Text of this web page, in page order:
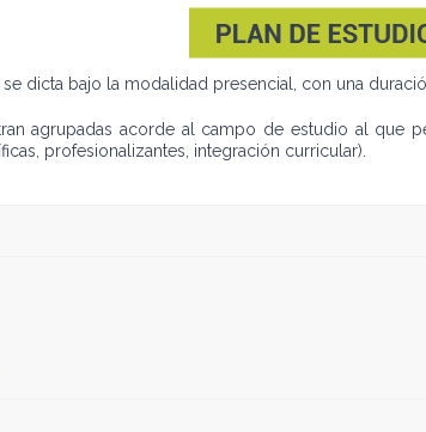
dicta bajo la modalidad presencial, con una
agrupadas acorde al campo de estudio al que
profesionalizantes, integración curricular).